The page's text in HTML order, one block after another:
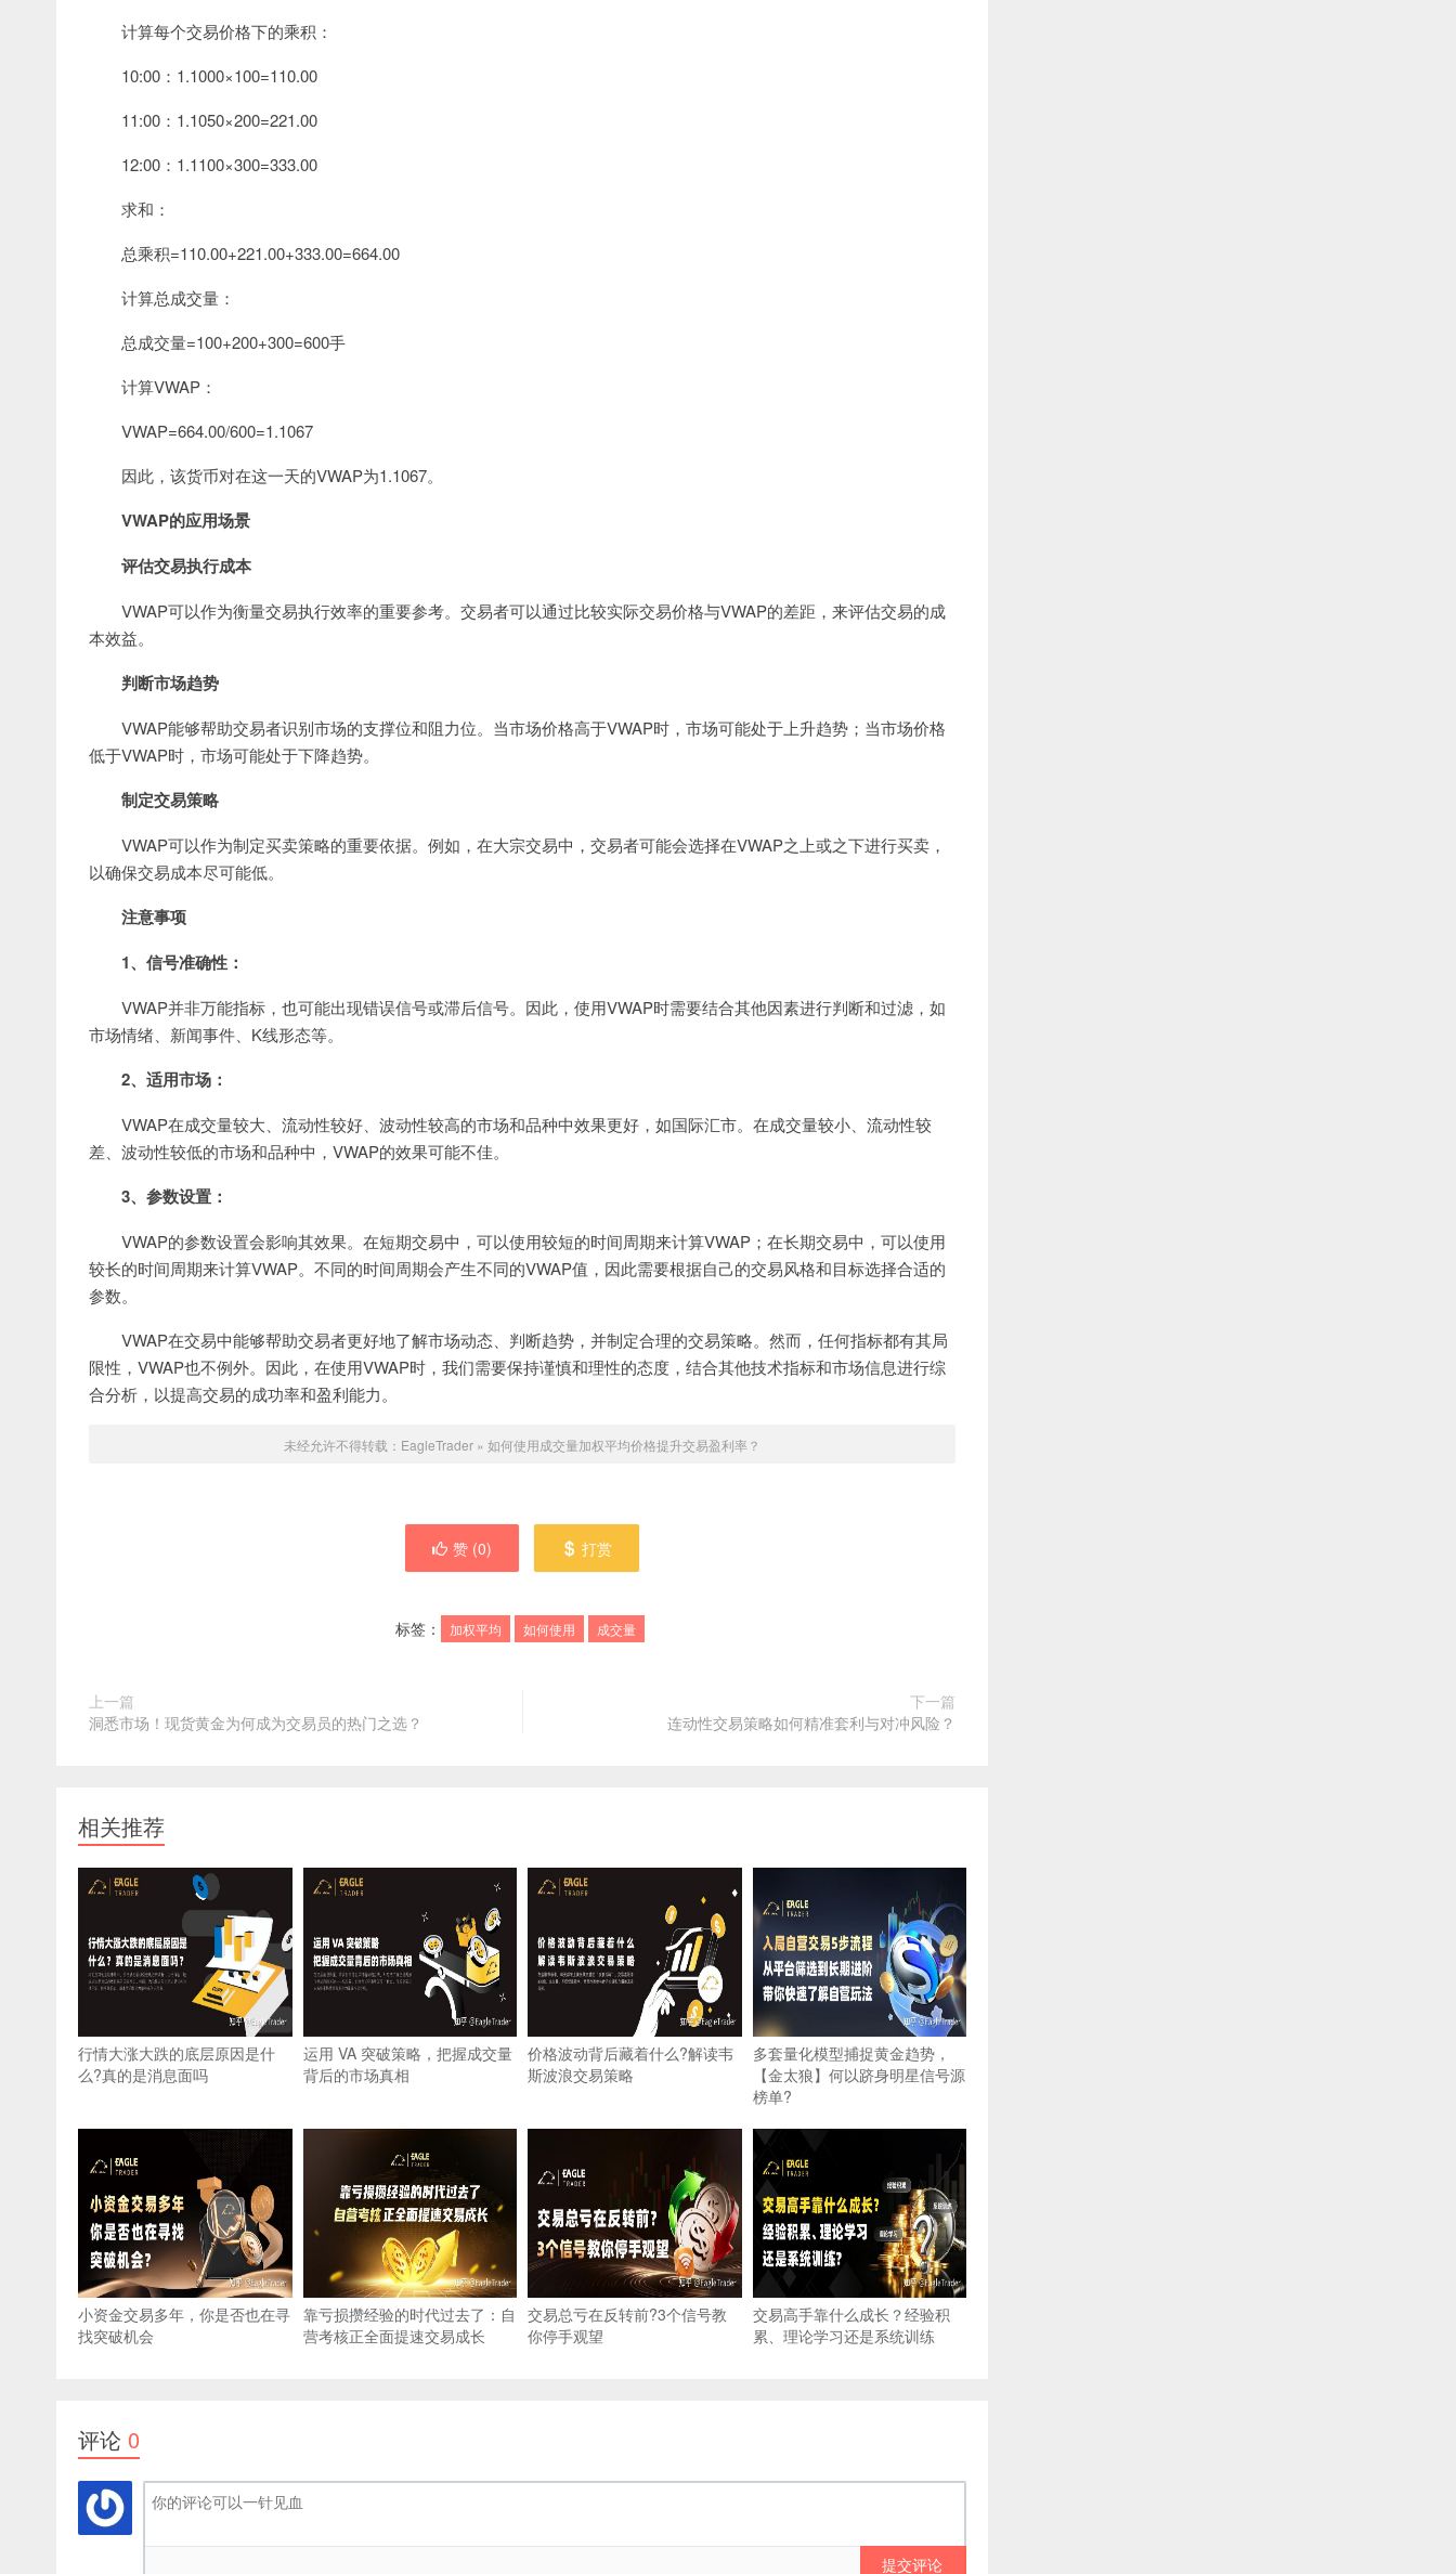
计算每个交易价格下的乘积：
10:00：1.1000×100=110.00
11:00：1.1050×200=221.00
12:00：1.1100×300=333.00
求和：
总乘积=110.00+221.00+333.00=664.00
计算总成交量：
总成交量=100+200+300=600手
计算VWAP：
VWAP=664.00/600=1.1067
因此，该货币对在这一天的VWAP为1.1067。
VWAP的应用场景
评估交易执行成本
VWAP可以作为衡量交易执行效率的重要参考。交易者可以通过比较实际交易价格与VWAP的差距，来评估交易的成
本效益。
判断市场趋势
VWAP能够帮助交易者识别市场的支撑位和阻力位。当市场价格高于VWAP时，市场可能处于上升趋势；当市场价格
低于VWAP时，市场可能处于下降趋势。
制定交易策略
VWAP可以作为制定买卖策略的重要依据。例如，在大宗交易中，交易者可能会选择在VWAP之上或之下进行买卖，
以确保交易成本尽可能低。
注意事项
1、信号准确性：
VWAP并非万能指标，也可能出现错误信号或滞后信号。因此，使用VWAP时需要结合其他因素进行判断和过滤，如
市场情绪、新闻事件、K线形态等。
2、适用市场：
VWAP在成交量较大、流动性较好、波动性较高的市场和品种中效果更好，如国际汇市。在成交量较小、流动性较
差、波动性较低的市场和品种中，VWAP的效果可能不佳。
3、参数设置：
VWAP的参数设置会影响其效果。在短期交易中，可以使用较短的时间周期来计算VWAP；在长期交易中，可以使用
较长的时间周期来计算VWAP。不同的时间周期会产生不同的VWAP值，因此需要根据自己的交易风格和目标选择合适的
参数。
VWAP在交易中能够帮助交易者更好地了解市场动态、判断趋势，并制定合理的交易策略。然而，任何指标都有其局
限性，VWAP也不例外。因此，在使用VWAP时，我们需要保持谨慎和理性的态度，结合其他技术指标和市场信息进行综
合分析，以提高交易的成功率和盈利能力。
未经允许不得转载： EagleTrader » 如何使用成交量加权平均价格提升交易盈利率？
赞 (0) 打赏
标签： 加权平均 如何使用 成交量
上一篇
洞悉市场！现货黄金为何成为交易员的热门之选？
下一篇
连动性交易策略如何精准套利与对冲风险？
相关推荐
行情大涨大跌的底层原因是什
么?真的是消息面吗
运用 VA 突破策略，把握成交量
背后的市场真相
价格波动背后藏着什么?解读韦
斯波浪交易策略
多套量化模型捕捉黄金趋势，
【金太狼】何以跻身明星信号源
榜单?
小资金交易多年，你是否也在寻
找突破机会
靠亏损攒经验的时代过去了：自
营考核正全面提速交易成长
交易总亏在反转前?3个信号教
你停手观望
交易高手靠什么成长？经验积
累、理论学习还是系统训练
评论 0
提交评论